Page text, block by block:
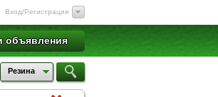
Вход/Регистрация
объявления
Резина